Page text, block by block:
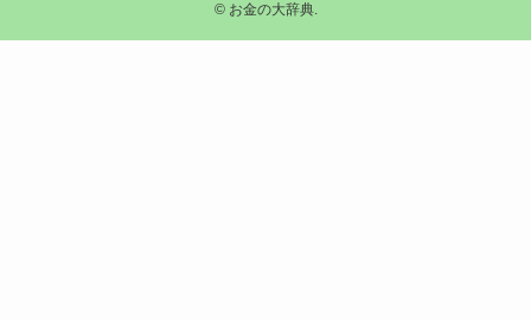
©お金の大辞典.